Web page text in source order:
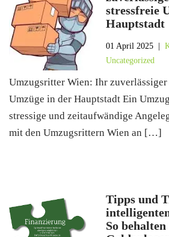
stressfreie
Hauptstadt
01 April 2025 |
Uncategorized
Umzugsritter Wien: Ihr
Umzüge in der Hauptstadt Ein
stressige und zeitaufwändige
mit den Umzugsrittern Wien an […]
Tipps und
So